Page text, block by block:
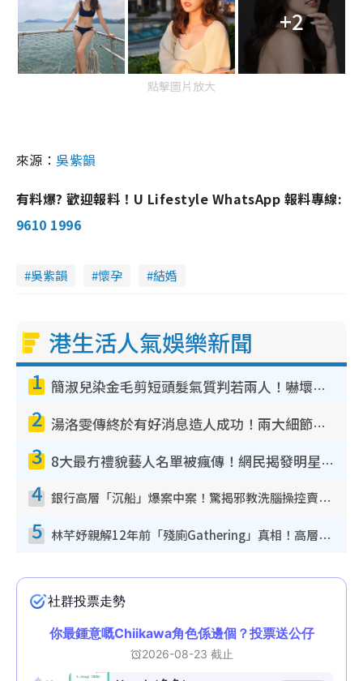
+2
點擊圖片放大
來源：吳紫韻
有料爆? 歡迎報料！U Lifestyle WhatsApp 報料專線:
9610 1996
吳紫韻 懷孕 結婚
港生活人氣娛樂新聞
1 簡淑兒染金毛剪短頭髮氣質判若兩人！嚇壞老公麥大力都認唔出：「你做咩事？」
2 湯洛雯傳終於有好消息造人成功！兩大細節曝孕味極濃惹猜測：大肚婆先會咁！
3 8大最冇禮貌藝人名單被瘋傳！網民揭發明星真面目 一致數臭呢位係無品天花板？
4 銀行高層「沉船」爆案中案！驚揭邪教洗腦操控賣淫被吞600萬 幕後黑手講多錯多
5 林芊妤親解12年前「殘廁Gathering」真相！高層解約一句話重創尊嚴至今拒返TVB